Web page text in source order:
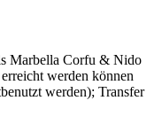
Marbella Corfu & Nido
werden können
werden); Transfer